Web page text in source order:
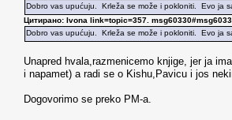
Dobro vas upućuju. Krleža se može i pokloniti. Evo ja
Цитирано: Ivona link=topic=357.
Dobro vas upućuju. Krleža se može i pokloniti. Evo ja
Unapred hvala,razmenicemo knjige, jer ja
i napamet) a radi se o Kishu,Pavicu i jos
Dogovorimo se preko PM-a.